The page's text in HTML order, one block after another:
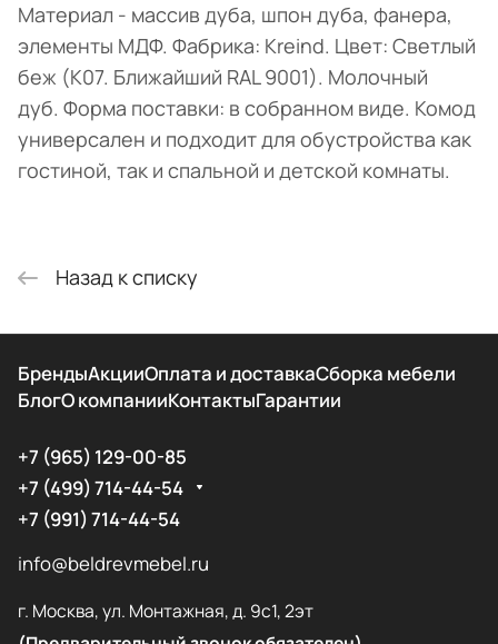
Материал - массив дуба, шпон дуба, фанера,
элементы МДФ. Фабрика: Kreind. Цвет: Светлый
беж (K07. Ближайший RAL 9001). Молочный
дуб. Форма поставки: в собранном виде. Комод
универсален и подходит для обустройства как
гостиной, так и спальной и детской комнаты.
Назад к списку
БрендыАкцииОплата и доставкаСборка мебели
БлогО компанииКонтактыГарантии
+7 (965) 129-00-85
+7 (499) 714-44-54
+7 (991) 714-44-54
info@beldrevmebel.ru
г. Москва, ул. Монтажная, д. 9с1, 2эт